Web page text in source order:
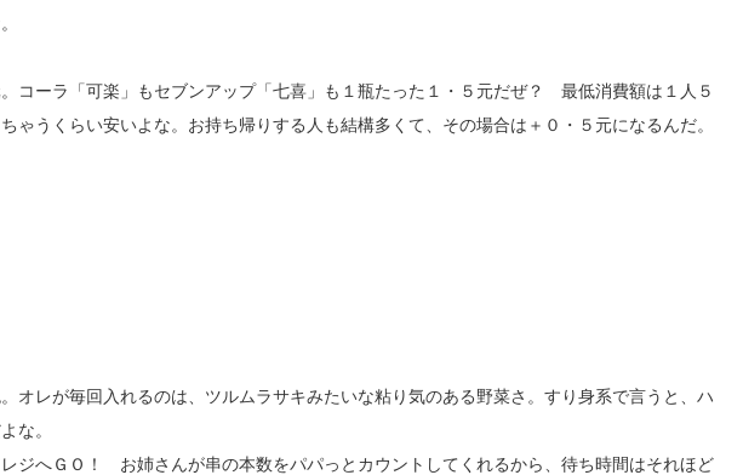
コーラ「可楽」もセブンアップ「七喜」も１瓶たった１・５元だぜ？ 最低消費額は１人５
ゃうくらい安いよな。お持ち帰りする人も結構多くて、その場合は＋０・５元になるんだ。
オレが毎回入れるのは、ツルムラサキみたいな粘り気のある野菜さ。すり身系で言うと、ハ
な。
ジへＧＯ！ お姉さんが串の本数をパパっとカウントしてくれるから、待ち時間はそれほど